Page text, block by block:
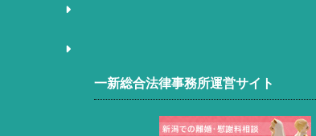
一新総合法律事務所運営サイト